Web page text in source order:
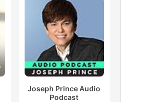
Joseph Prince Audio
Podcast